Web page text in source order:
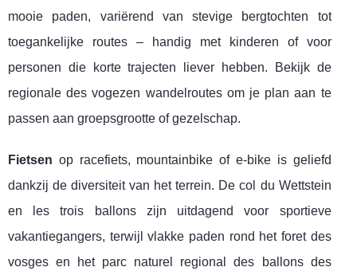
mooie paden, variërend van stevige bergtochten tot
toegankelijke routes – handig met kinderen of voor
personen die korte trajecten liever hebben. Bekijk de
regionale des vogezen wandelroutes om je plan aan te
passen aan groepsgrootte of gezelschap.
Fietsen op racefiets, mountainbike of e-bike is geliefd
dankzij de diversiteit van het terrein. De col du Wettstein
en les trois ballons zijn uitdagend voor sportieve
vakantiegangers, terwijl vlakke paden rond het foret des
vosges en het parc naturel regional des ballons des